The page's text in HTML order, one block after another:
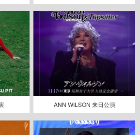
ANN WILSON 来日公演